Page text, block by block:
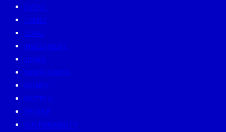
EVENT
FAMILY
GURU
INVESTMENT
LIVING
MINDFULNESS
MONEY
MUTELU
PEOPLE
SUSTAINABILITY